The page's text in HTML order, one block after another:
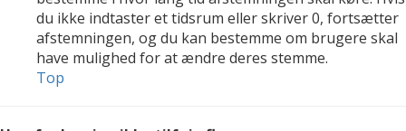
du ikke indtaster et tidsrum eller skriver 0, fortsætter
afstemningen, og du kan bestemme om brugere skal
have mulighed for at ændre deres stemme.
Top